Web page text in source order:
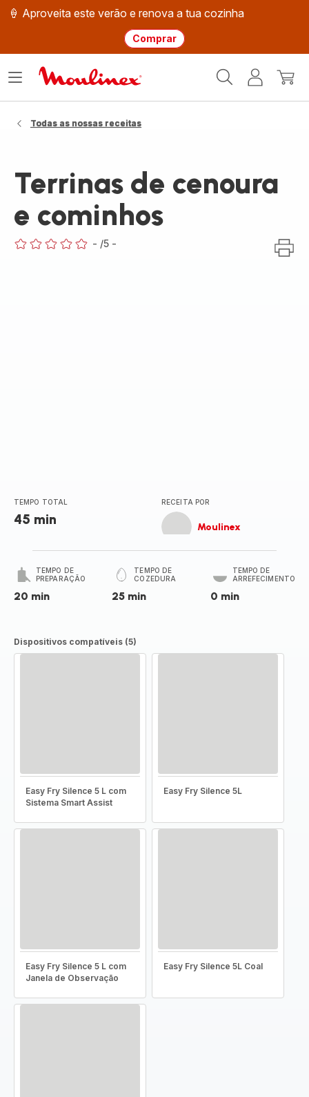
🍦 Aproveita este verão e renova a tua cozinha
Comprar
Moulinex
O
Abrir
Todas as nossas receitas
Terrinas de cenoura
e cominhos
- /5 -
TEMPO TOTAL
45 min
RECEITA POR
Moulinex
TEMPO DE
PREPARAÇÃO
20 min
TEMPO DE
COZEDURA
25 min
TEMPO DE
ARREFECIMENTO
0 min
Dispositivos compatíveis (5)
Easy Fry Silence 5 L com
Sistema Smart Assist
Easy Fry Silence 5L
Easy Fry Silence 5 L com
Janela de Observação
Easy Fry Silence 5L Coal